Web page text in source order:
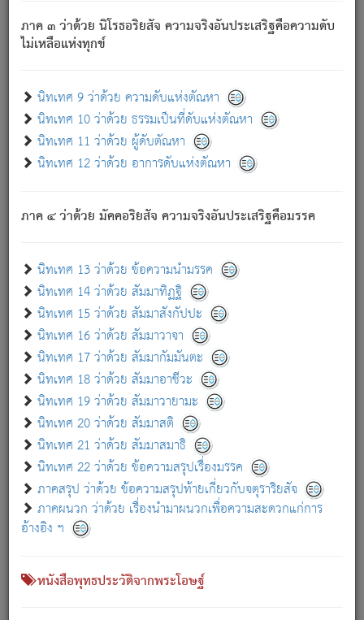
ภาค ๓ ว่าด้วย นิโรธอริยสัจ ความจริงอันประเสริฐคือความดับ
ไม่เหลือแห่งทุกข์
นิทเทศ 9 ว่าด้วย ความดับแห่งตัณหา
นิทเทศ 10 ว่าด้วย ธรรมเป็นที่ดับแห่งตัณหา
นิทเทศ 11 ว่าด้วย ผู้ดับตัณหา
นิทเทศ 12 ว่าด้วย อาการดับแห่งตัณหา
ภาค ๔ ว่าด้วย มัคคอริยสัจ ความจริงอันประเสริฐคือมรรค
นิทเทศ 13 ว่าด้วย ข้อความนำมรรค
นิทเทศ 14 ว่าด้วย สัมมาทิฏฐิ
นิทเทศ 15 ว่าด้วย สัมมาสังกัปปะ
นิทเทศ 16 ว่าด้วย สัมมาวาจา
นิทเทศ 17 ว่าด้วย สัมมากัมมันตะ
นิทเทศ 18 ว่าด้วย สัมมาอาชีวะ
นิทเทศ 19 ว่าด้วย สัมมาวายามะ
นิทเทศ 20 ว่าด้วย สัมมาสติ
นิทเทศ 21 ว่าด้วย สัมมาสมาธิ
นิทเทศ 22 ว่าด้วย ข้อความสรุปเรื่องมรรค
ภาคสรุป ว่าด้วย ข้อความสรุปท้ายเกี่ยวกับจตุราริยสัจ
ภาคผนวก ว่าด้วย เรื่องนำมาผนวกเพื่อความสะดวกแก่การ
อ้างอิง ฯ
หนังสือพุทธประวัติจากพระโอษฐ์
ภิกษุนั้น เป็นผู้ครอบงำมารได้แล้ว ชนะสงครามแล้ว ก้าวล่วง
ภพทั้งหลายทั้งปวงได้แล้ว เป็นผู้คงที่ (คือไม่เปลี่ยนแปลงอีกต่อ
- อุ.ขุ. ๒๕/๑๒๑/๘๔.
(ข้อความนี้ เป็นพระพุทธอุทานที่ทรงเปล่งออก ที่โคนต้นโพธิ์
เป็นที่ตรัสรู้ เมื่อตรัสรู้แล้วได้ 7 วัน)
เกี่ยวกับธรรมโฆษณ์ออนไลน์ (Disclaimer)
แม้ระบบ "ธรรมโฆษณ์ออนไลน์" พยายามปรับปรุงข้อมูลให้ถูกต้องมากที่สุด
ผู้ศึกษาก็พึงตรวจสอบกับตัวเล่มหนังสือต้นฉบับ ที่มีการพิมพ์ครั้งล่าสุด
ก่อนนำข้อมูลไปใช้ในการอ้างอิง"
เกี่ยวกับอัตถจารี|เกี่ยวกับการพัฒนา|แจ้งข้อผิดพลาด / แนะนำ
หนังสือที่เกี่ยวข้อง